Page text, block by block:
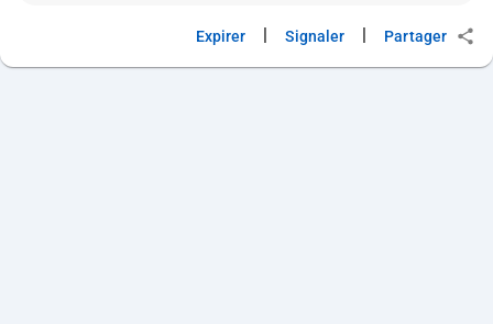
Expirer | Signaler | Partager